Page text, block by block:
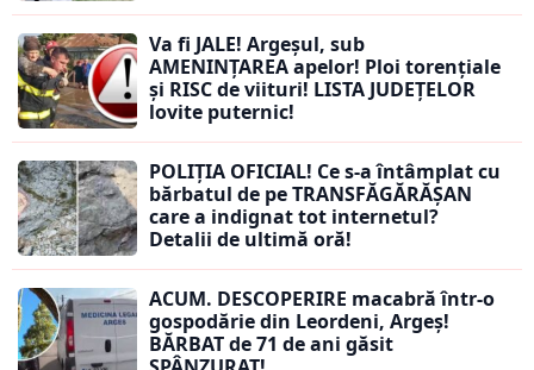
Va fi JALE! Argeșul, sub
AMENINȚAREA apelor! Ploi torențiale
și RISC de viituri! LISTA JUDEȚELOR
lovite puternic!
POLIȚIA OFICIAL! Ce s-a întâmplat cu
bărbatul de pe TRANSFĂGĂRĂȘAN
care a indignat tot internetul?
Detalii de ultimă oră!
ACUM. DESCOPERIRE macabră într-o
gospodărie din Leordeni, Argeș!
BĂRBAT de 71 de ani găsit